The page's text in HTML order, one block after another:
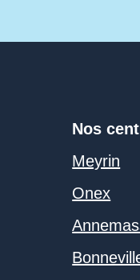
Nos
Meyrin
Onex